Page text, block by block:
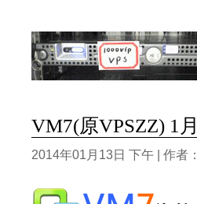
VM7(原VPSZZ) 1
2014年01月13日 下午 | 作者